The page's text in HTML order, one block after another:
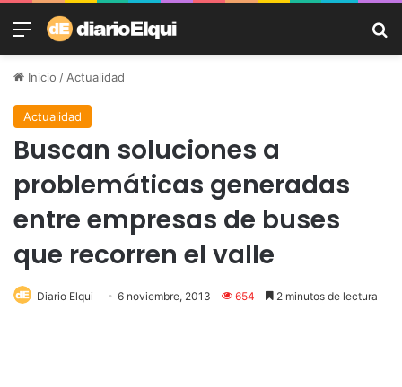
Menú
Inicio /Actualidad
Actualidad
Buscan soluciones a
problemáticas generadas
entre empresas de buses
que recorren el valle
Diario Elqui 6 noviembre, 2013 654 2 minutos de lectura